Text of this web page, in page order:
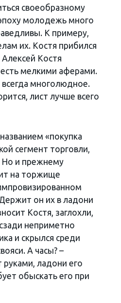
своеобразному
молодежь много
К примеру,
их. Костя прибился
Костя
мелкими аферами.
многолюдное.
лист лучше всего
«покупка
сегмент торговли,
Но и прежнему
на торжище
он их в ладони
Костя, заглохли,
неприметно
и скрылся среди
А часы? –
руками, ладони его
обыскать его при